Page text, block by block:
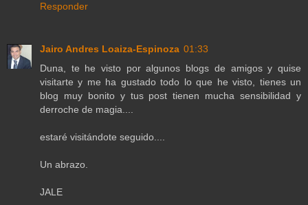
Responder
Jairo Andres Loaiza-Espinoza 01:33
Duna, te he visto por algunos blogs de amigos y quise
visitarte y me ha gustado todo lo que he visto, tienes un
blog muy bonito y tus post tienen mucha sensibilidad y
derroche de magia....
estaré visitándote seguido....
Un abrazo.
JALE